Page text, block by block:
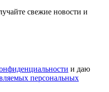
свежие новости и
и даю
персональных